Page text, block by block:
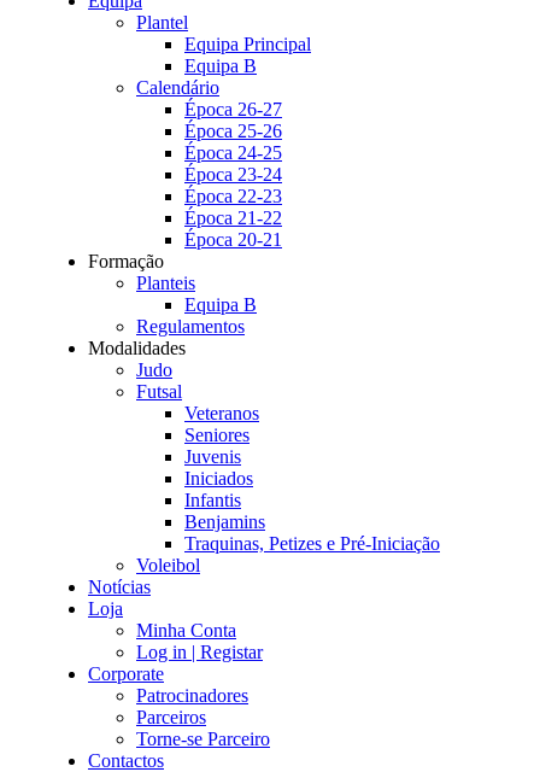
Plantel
Equipa Principal
Equipa B
Calendário
Época 26-27
Época 25-26
Época 24-25
Época 23-24
Época 22-23
Época 21-22
Época 20-21
Formação
Planteis
Equipa B
Regulamentos
Modalidades
Judo
Futsal
Veteranos
Seniores
Juvenis
Iniciados
Infantis
Benjamins
Traquinas, Petizes e Pré-Iniciação
Voleibol
Notícias
Loja
Minha Conta
Log in | Registar
Corporate
Patrocinadores
Parceiros
Torne-se Parceiro
Contactos